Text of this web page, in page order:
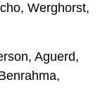
Werghorst,
Aguerd,